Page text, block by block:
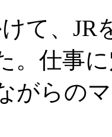
て、JR
。仕事
がらの